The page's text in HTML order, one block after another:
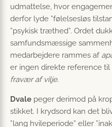
udmattelse, hvor
derfor lyde ”følelsesløs
”psykisk træthed”. Ordet
samfundsmæssige
medarbejdere rammes af
er ingen direkte reference
fravær af vilje.
Dvale peger derimod på
stikket. I krydsord kan det
”lang hvileperiode” eller